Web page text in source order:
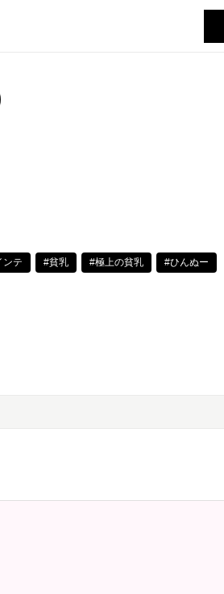
ンテ #貧乳 #極上の貧乳 #ひんぬー